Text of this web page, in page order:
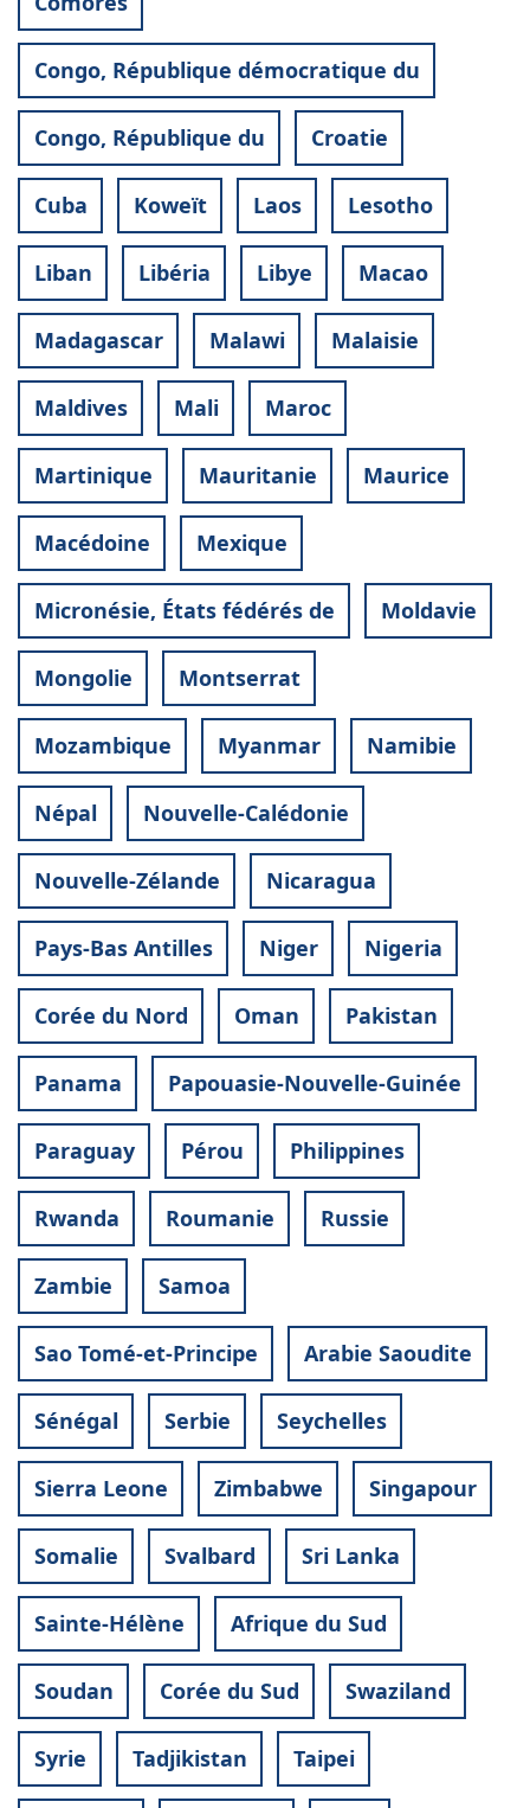
Congo, République démocratique du
Congo, République du Croatie
Cuba Koweït Laos Lesotho
Liban Libéria Libye Macao
Madagascar Malawi Malaisie
Maldives Mali Maroc
Martinique Mauritanie Maurice
Macédoine Mexique
Micronésie, États fédérés de Moldavie
Mongolie Montserrat
Mozambique Myanmar Namibie
Népal Nouvelle-Calédonie
Nouvelle-Zélande Nicaragua
Pays-Bas Antilles Niger Nigeria
Corée du Nord Oman Pakistan
Panama Papouasie-Nouvelle-Guinée
Paraguay Pérou Philippines
Rwanda Roumanie Russie
Zambie Samoa
Sao Tomé-et-Principe Arabie Saoudite
Sénégal Serbie Seychelles
Sierra Leone Zimbabwe Singapour
Somalie Svalbard Sri Lanka
Sainte-Hélène Afrique du Sud
Soudan Corée du Sud Swaziland
Syrie Tadjikistan Taipei